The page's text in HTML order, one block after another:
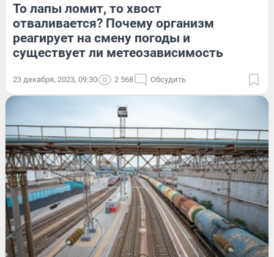
То лапы ломит, то хвост
отваливается? Почему организм
реагирует на смену погоды и
существует ли метеозависимость
23 декабря, 2023, 09:30 2 568 Обсудить